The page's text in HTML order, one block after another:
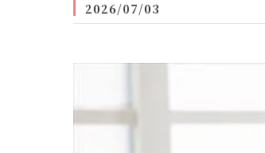
2026/07/03